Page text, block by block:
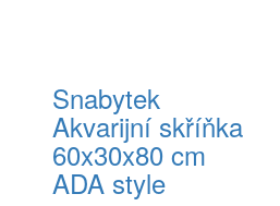
Snabytek
Akvarijní skříňka
60x30x80 cm
ADA style